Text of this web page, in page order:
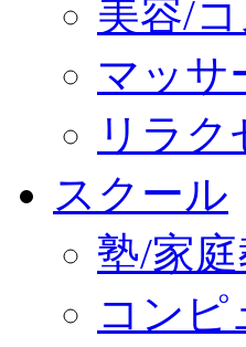
美容/
マッサ
リラク
スクール
塾/家
コンピ